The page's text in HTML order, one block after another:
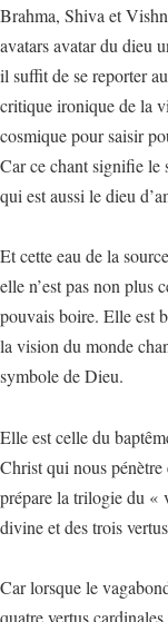
Brahma, Shiva et
avatars avatar du dieu
il suffit de se reporter
critique ironique de la
cosmique pour saisir
Car ce chant signifie
qui est aussi le dieu
Et cette eau de la
elle n’est pas non plus
pouvais boire. Elle est
la vision du monde
symbole de Dieu.
Elle est celle du
Christ qui nous
prépare la trilogie du «
divine et des trois
Car lorsque le
quatre vertus